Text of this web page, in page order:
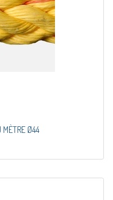
MÈTRE Ø44